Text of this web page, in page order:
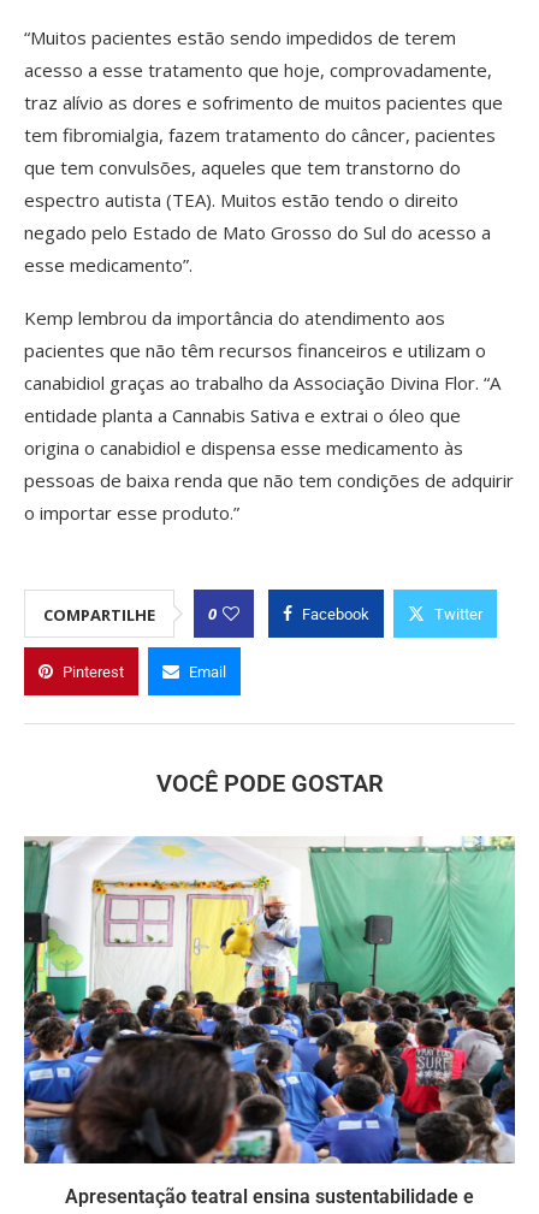
“Muitos pacientes estão sendo impedidos de terem
acesso a esse tratamento que hoje, comprovadamente,
traz alívio as dores e sofrimento de muitos pacientes que
tem fibromialgia, fazem tratamento do câncer, pacientes
que tem convulsões, aqueles que tem transtorno do
espectro autista (TEA). Muitos estão tendo o direito
negado pelo Estado de Mato Grosso do Sul do acesso a
esse medicamento”.
Kemp lembrou da importância do atendimento aos
pacientes que não têm recursos financeiros e utilizam o
canabidiol graças ao trabalho da Associação Divina Flor. “A
entidade planta a Cannabis Sativa e extrai o óleo que
origina o canabidiol e dispensa esse medicamento às
pessoas de baixa renda que não tem condições de adquirir
o importar esse produto.”
COMPARTILHE 0 Facebook Twitter
Pinterest Email
VOCÊ PODE GOSTAR
Apresentação teatral ensina sustentabilidade e